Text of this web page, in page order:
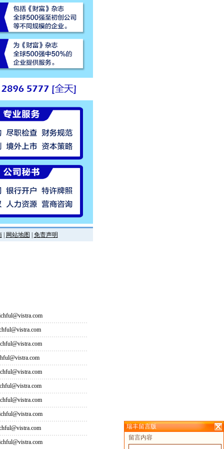
| 网站地图 免责声明
瑞丰留言版
留言内容